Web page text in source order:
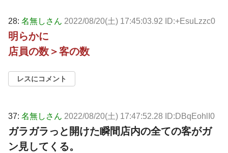
28: 名無しさん 2022/08/20(土) 17:45:03.92 ID:+EsuLzzc0
明らかに
店員の数＞客の数
レスにコメント
37: 名無しさん 2022/08/20(土) 17:47:52.28 ID:DBqEohlI0
ガラガラっと開けた瞬間店内の全ての客がガ
ン見してくる。